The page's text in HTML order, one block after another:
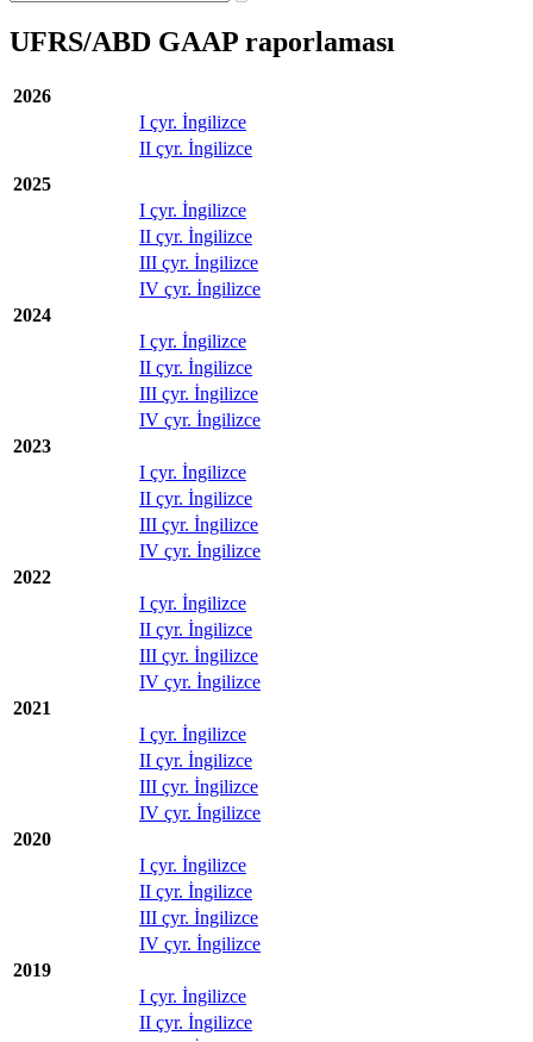
UFRS/ABD GAAP raporlaması
2026
I çyr. İngilizce
II çyr. İngilizce
2025
I çyr. İngilizce
II çyr. İngilizce
III çyr. İngilizce
IV çyr. İngilizce
2024
I çyr. İngilizce
II çyr. İngilizce
III çyr. İngilizce
IV çyr. İngilizce
2023
I çyr. İngilizce
II çyr. İngilizce
III çyr. İngilizce
IV çyr. İngilizce
2022
I çyr. İngilizce
II çyr. İngilizce
III çyr. İngilizce
IV çyr. İngilizce
2021
I çyr. İngilizce
II çyr. İngilizce
III çyr. İngilizce
IV çyr. İngilizce
2020
I çyr. İngilizce
II çyr. İngilizce
III çyr. İngilizce
IV çyr. İngilizce
2019
I çyr. İngilizce
II çyr. İngilizce